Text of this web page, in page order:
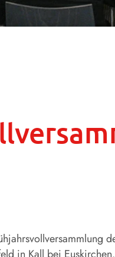
in Kall bei Euskirchen.